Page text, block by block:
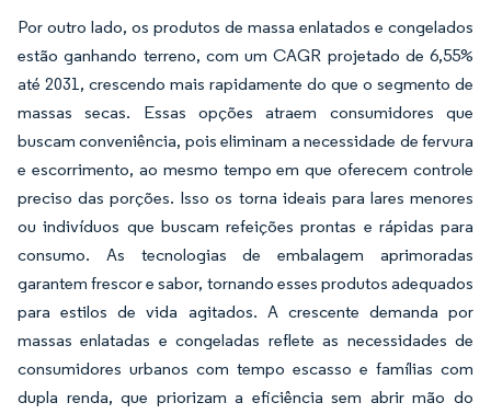
Por outro lado, os produtos de massa enlatados e congelados
estão ganhando terreno, com um CAGR projetado de 6,55%
até 2031, crescendo mais rapidamente do que o segmento de
massas secas. Essas opções atraem consumidores que
buscam conveniência, pois eliminam a necessidade de fervura
e escorrimento, ao mesmo tempo em que oferecem controle
preciso das porções. Isso os torna ideais para lares menores
ou indivíduos que buscam refeições prontas e rápidas para
consumo. As tecnologias de embalagem aprimoradas
garantem frescor e sabor, tornando esses produtos adequados
para estilos de vida agitados. A crescente demanda por
massas enlatadas e congeladas reflete as necessidades de
consumidores urbanos com tempo escasso e famílias com
dupla renda, que priorizam a eficiência sem abrir mão do